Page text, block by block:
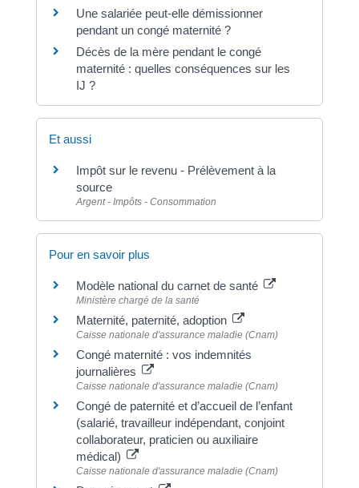
Une salariée peut-elle démissionner
pendant un congé maternité ?
Décès de la mère pendant le congé
maternité : quelles conséquences sur les
IJ ?
Et aussi
Impôt sur le revenu - Prélèvement à la
source
Argent - Impôts - Consommation
Pour en savoir plus
Modèle national du carnet de santé
Ministère chargé de la santé
Maternité, paternité, adoption
Caisse nationale d'assurance maladie (Cnam)
Congé maternité : vos indemnités
journalières
Caisse nationale d'assurance maladie (Cnam)
Congé de paternité et d’accueil de l’enfant
(salarié, travailleur indépendant, conjoint
collaborateur, praticien ou auxiliaire
médical)
Caisse nationale d'assurance maladie (Cnam)